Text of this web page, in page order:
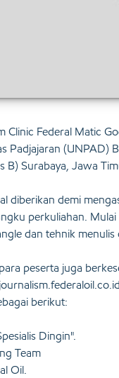
Clinic Federal Matic
Padjajaran (UNPAD)
B) Surabaya, Jawa
diberikan demi
perkuliahan.
dan tehnik
peserta juga
berikut:
Dingin".
Team
Oil.